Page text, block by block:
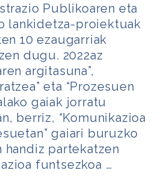
Publikoaren eta
lankidetza-proiektuak
10 ezaugarriak
dugu. 2022az
argitasuna”,
eta “Prozesuen
gaiak jorratu
berriz, “Komunikazioa
gaiari buruzko
handiz partekatzen
funtsezkoa …